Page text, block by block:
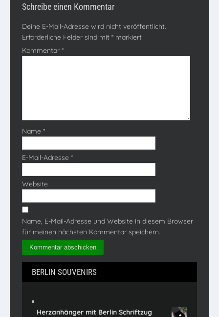
Schreibe einen Kommentar
Deine E-Mail-Adresse wird nicht veröffentlicht.
Erforderliche Felder sind mit * markiert
Kommentar *
Name *
E-Mail-Adresse *
Website
Name, E-Mail-Adresse und Website in diesem Browser
für meinen nächsten Kommentar speichern.
BERLIN SOUVENIRS
Herzanhänger mit Berlin Schriftzug